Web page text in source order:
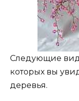
Следующие
которых вы
деревья.